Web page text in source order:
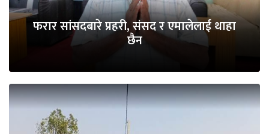
फरार सांसदबारे प्रहरी, संसद र एमालेलाई थाहा
छैन